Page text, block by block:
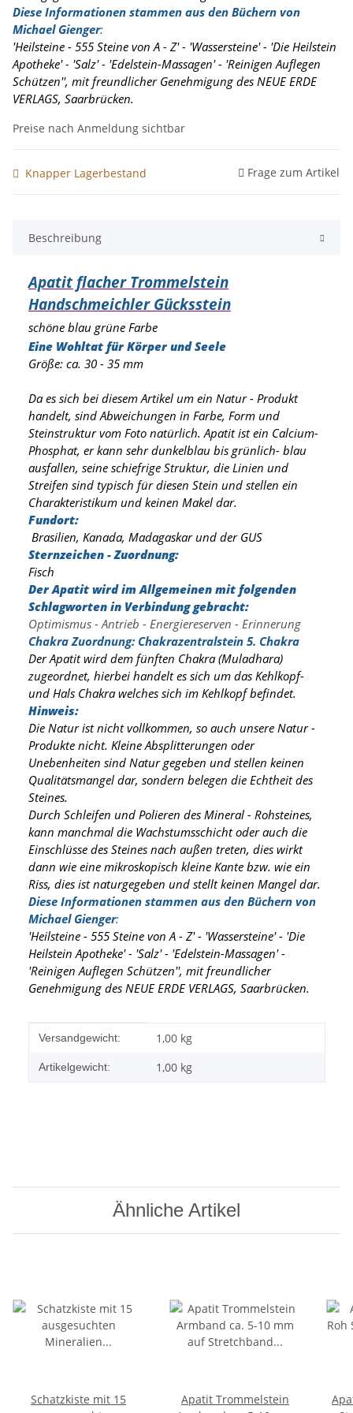
Diese Informationen stammen aus den Büchern von
Michael Gienger:
'Heilsteine - 555 Steine von A - Z' - 'Wassersteine' - 'Die Heilstein
Apotheke' - 'Salz' - 'Edelstein-Massagen' - 'Reinigen Auflegen
Schützen'', mit freundlicher Genehmigung des NEUE ERDE
VERLAGS, Saarbrücken.
Preise nach Anmeldung sichtbar
Knapper Lagerbestand Frage zum Artikel
Beschreibung
Apatit flacher Trommelstein
Handschmeichler Gücksstein
schöne blau grüne Farbe
Eine Wohltat für Körper und Seele
Größe: ca. 30 - 35 mm
Da es sich bei diesem Artikel um ein Natur - Produkt
handelt, sind Abweichungen in Farbe, Form und
Steinstruktur vom Foto natürlich. Apatit ist ein Calcium-
Phosphat, er kann sehr dunkelblau bis grünlich- blau
ausfallen, seine schiefrige Struktur, die Linien und
Streifen sind typisch für diesen Stein und stellen ein
Charakteristikum und keinen Makel dar.
Fundort:
Brasilien, Kanada, Madagaskar und der GUS
Sternzeichen - Zuordnung:
Fisch
Der Apatit wird im Allgemeinen mit folgenden
Schlagworten in Verbindung gebracht:
Optimismus - Antrieb - Energiereserven - Erinnerung
Chakra Zuordnung: Chakrazentralstein 5. Chakra
Der Apatit wird dem fünften Chakra (Muladhara)
zugeordnet, hierbei handelt es sich um das Kehlkopf-
und Hals Chakra welches sich im Kehlkopf befindet.
Hinweis:
Die Natur ist nicht vollkommen, so auch unsere Natur -
Produkte nicht. Kleine Absplitterungen oder
Unebenheiten sind Natur gegeben und stellen keinen
Qualitätsmangel dar, sondern belegen die Echtheit des
Steines.
Durch Schleifen und Polieren des Mineral - Rohsteines,
kann manchmal die Wachstumsschicht oder auch die
Einschlüsse des Steines nach außen treten, dies wirkt
dann wie eine mikroskopisch kleine Kante bzw. wie ein
Riss, dies ist naturgegeben und stellt keinen Mangel dar.
Diese Informationen stammen aus den Büchern von
Michael Gienger:
'Heilsteine - 555 Steine von A - Z' - 'Wassersteine' - 'Die
Heilstein Apotheke' - 'Salz' - 'Edelstein-Massagen' -
'Reinigen Auflegen Schützen'', mit freundlicher
Genehmigung des NEUE ERDE VERLAGS, Saarbrücken.
Produkteigenschaft
Wert
Versandgewicht: 1,00 kg
Artikelgewicht: 1,00 kg
Ähnliche Artikel
Schatzkiste mit 15
Apatit Trommelstein